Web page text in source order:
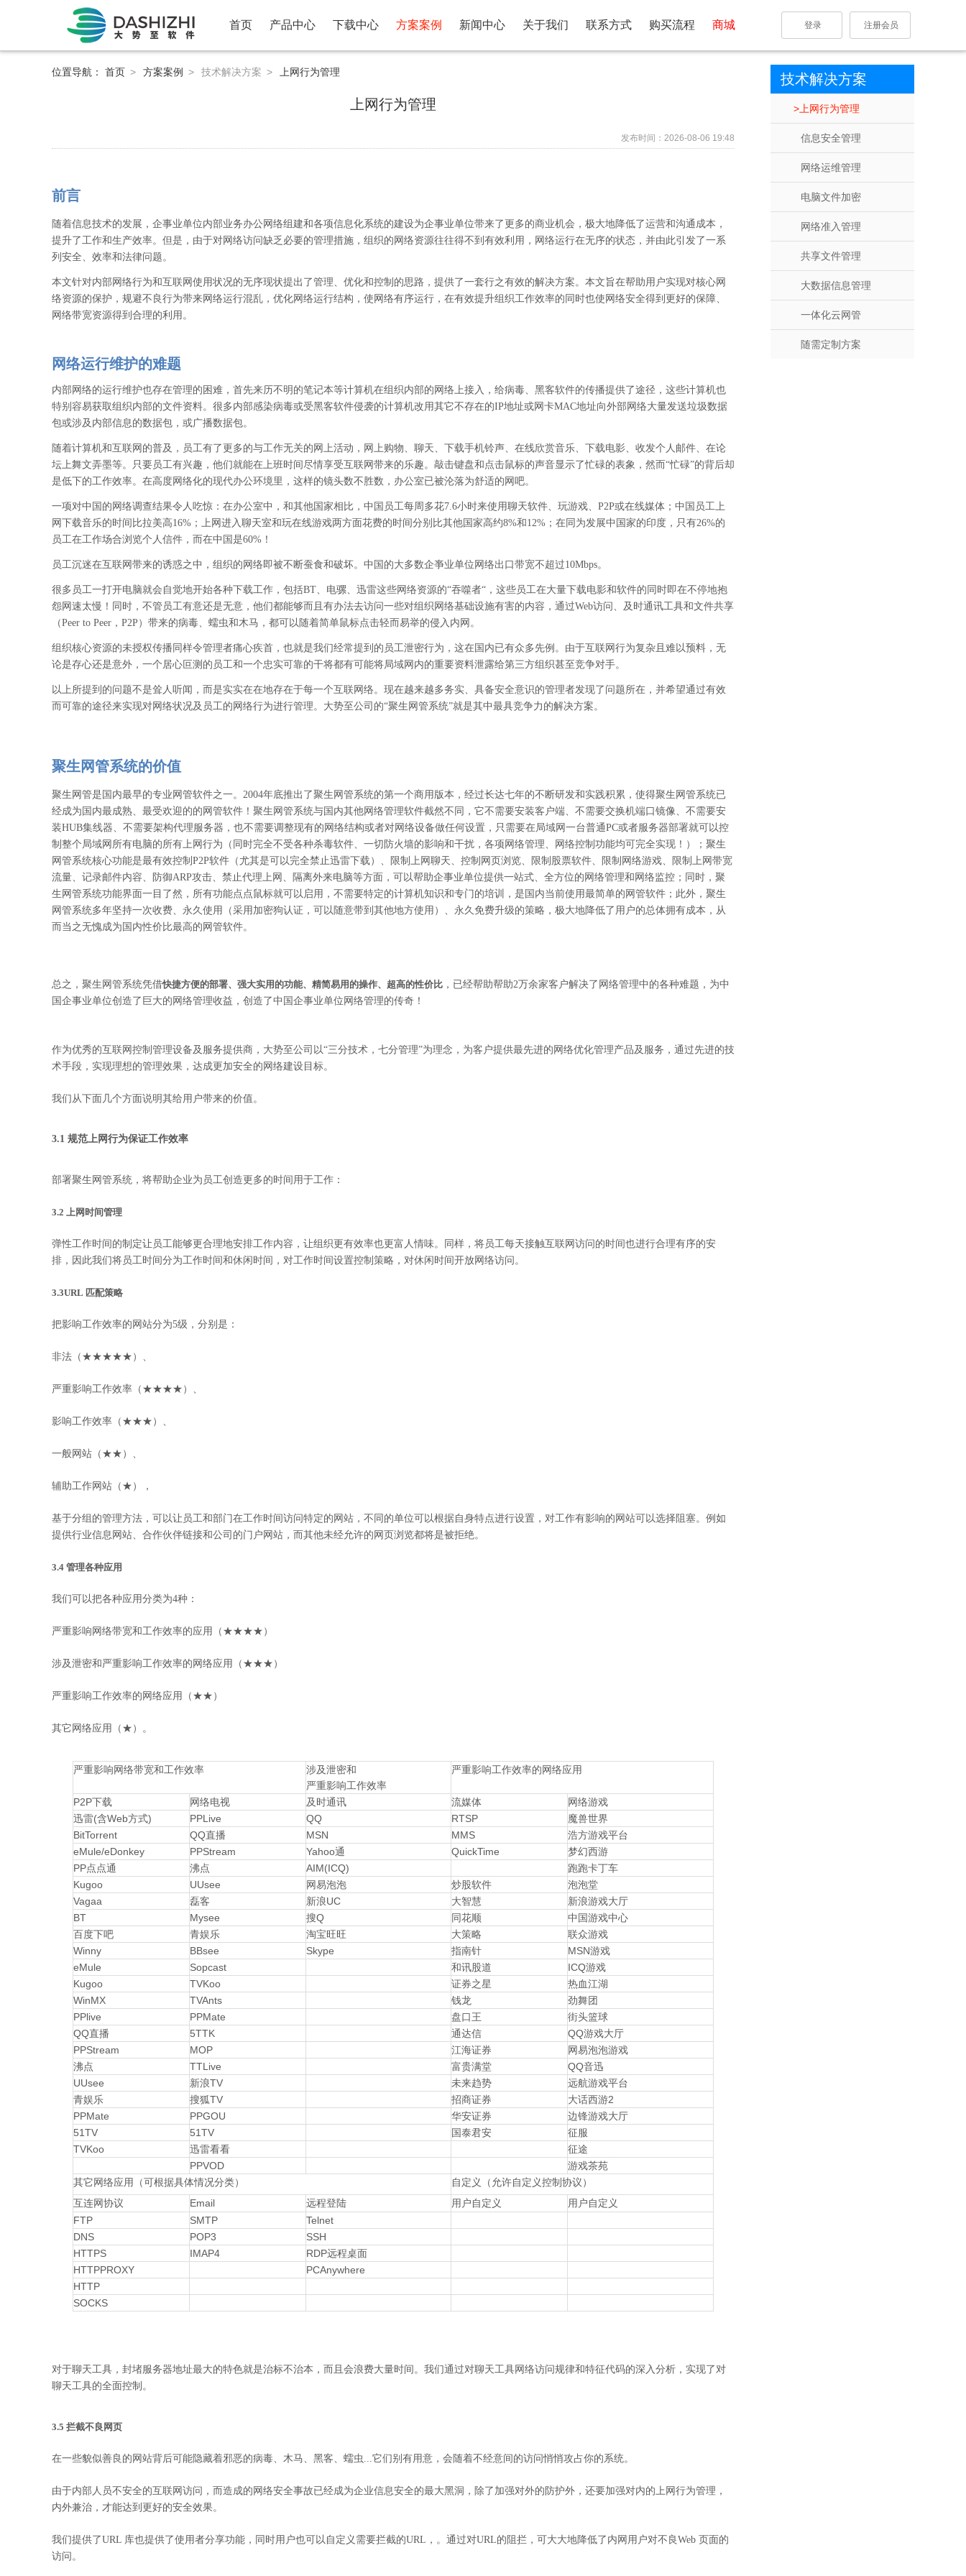
首页 产品中心 下载中心 方案案例 新闻中心 关于我们 联系方式 购买流程 商城 登录 注册会员
技术解决方案
上网行为管理
信息安全管理
网络运维管理
电脑文件加密
网络准入管理
共享文件管理
大数据信息管理
一体化云网管
随需定制方案
位置导航： 首页 > 方案案例 > 技术解决方案 > 上网行为管理
上网行为管理
发布时间：2026-08-06 19:48
前言
随着信息技术的发展，企事业单位内部业务办公网络组建和各项信息化系统的建设为企事业单位带来了更多的商业机会，极大地降低了运营和沟通成本，
提升了工作和生产效率。但是，由于对网络访问缺乏必要的管理措施，组织的网络资源往往得不到有效利用，网络运行在无序的状态，并由此引发了一系
列安全、效率和法律问题。
本文针对内部网络行为和互联网使用状况的无序现状提出了管理、优化和控制的思路，提供了一套行之有效的解决方案。本文旨在帮助用户实现对核心网
络资源的保护，规避不良行为带来网络运行混乱，优化网络运行结构，使网络有序运行，在有效提升组织工作效率的同时也使网络安全得到更好的保障、
网络带宽资源得到合理的利用。
网络运行维护的难题
内部网络的运行维护也存在管理的困难，首先来历不明的笔记本等计算机在组织内部的网络上接入，给病毒、黑客软件的传播提供了途径，这些计算机也
特别容易获取组织内部的文件资料。很多内部感染病毒或受黑客软件侵袭的计算机改用其它不存在的IP地址或网卡MAC地址向外部网络大量发送垃圾数据
包或涉及内部信息的数据包，或广播数据包。
随着计算机和互联网的普及，员工有了更多的与工作无关的网上活动，网上购物、聊天、下载手机铃声、在线欣赏音乐、下载电影、收发个人邮件、在论
坛上舞文弄墨等。只要员工有兴趣，他们就能在上班时间尽情享受互联网带来的乐趣。敲击键盘和点击鼠标的声音显示了忙碌的表象，然而“忙碌”的背后却
是低下的工作效率。在高度网络化的现代办公环境里，这样的镜头数不胜数，办公室已被沦落为舒适的网吧。
一项对中国的网络调查结果令人吃惊：在办公室中，和其他国家相比，中国员工每周多花7.6小时来使用聊天软件、玩游戏、P2P或在线媒体；中国员工上
网下载音乐的时间比拉美高16%；上网进入聊天室和玩在线游戏两方面花费的时间分别比其他国家高约8%和12%；在同为发展中国家的印度，只有26%的
员工在工作场合浏览个人信件，而在中国是60%！
员工沉迷在互联网带来的诱惑之中，组织的网络即被不断蚕食和破坏。中国的大多数企亊业单位网络出口带宽不超过10Mbps。
很多员工一打开电脑就会自觉地开始各种下载工作，包括BT、电骡、迅雷这些网络资源的“吞噬者“，这些员工在大量下载电影和软件的同时即在不停地抱
怨网速太慢！同时，不管员工有意还是无意，他们都能够而且有办法去访问一些对组织网络基础设施有害的内容，通过Web访问、及时通讯工具和文件共享
（Peer to Peer，P2P）带来的病毒、蠕虫和木马，都可以随着简单鼠标点击轻而易举的侵入内网。
组织核心资源的未授权传播同样令管理者痛心疾首，也就是我们经常提到的员工泄密行为，这在国内已有众多先例。由于互联网行为复杂且难以预料，无
论是存心还是意外，一个居心叵测的员工和一个忠实可靠的干将都有可能将局域网内的重要资料泄露给第三方组织甚至竞争对手。
以上所提到的问题不是耸人听闻，而是实实在在地存在于每一个互联网络。现在越来越多务实、具备安全意识的管理者发现了问题所在，并希望通过有效
而可靠的途径来实现对网络状况及员工的网络行为进行管理。大势至公司的“聚生网管系统”就是其中最具竞争力的解决方案。
聚生网管系统的价值
聚生网管是国内最早的专业网管软件之一。2004年底推出了聚生网管系统的第一个商用版本，经过长达七年的不断研发和实践积累，使得聚生网管系统已
经成为国内最成熟、最受欢迎的的网管软件！聚生网管系统与国内其他网络管理软件截然不同，它不需要安装客户端、不需要交换机端口镜像、不需要安
装HUB集线器、不需要架构代理服务器，也不需要调整现有的网络结构或者对网络设备做任何设置，只需要在局域网一台普通PC或者服务器部署就可以控
制整个局域网所有电脑的所有上网行为（同时完全不受各种杀毒软件、一切防火墙的影响和干扰，各项网络管理、网络控制功能均可完全实现！）；聚生
网管系统核心功能是最有效控制P2P软件（尤其是可以完全禁止迅雷下载）、限制上网聊天、控制网页浏览、限制股票软件、限制网络游戏、限制上网带宽
流量、记录邮件内容、防御ARP攻击、禁止代理上网、隔离外来电脑等方面，可以帮助企事业单位提供一站式、全方位的网络管理和网络监控；同时，聚
生网管系统功能界面一目了然，所有功能点点鼠标就可以启用，不需要特定的计算机知识和专门的培训，是国内当前使用最简单的网管软件；此外，聚生
网管系统多年坚持一次收费、永久使用（采用加密狗认证，可以随意带到其他地方使用）、永久免费升级的策略，极大地降低了用户的总体拥有成本，从
而当之无愧成为国内性价比最高的网管软件。
总之，聚生网管系统凭借快捷方便的部署、强大实用的功能、精简易用的操作、超高的性价比 ，已经帮助帮助2万余家客户解决了网络管理中的各种难题，为中
国企事业单位创造了巨大的网络管理收益，创造了中国企事业单位网络管理的传奇！
作为优秀的互联网控制管理设备及服务提供商，大势至公司以“三分技术，七分管理”为理念，为客户提供最先进的网络优化管理产品及服务，通过先进的技
术手段，实现理想的管理效果，达成更加安全的网络建设目标。
我们从下面几个方面说明其给用户带来的价值。
3.1 规范上网行为保证工作效率
部署聚生网管系统，将帮助企业为员工创造更多的时间用于工作：
3.2 上网时间管理
弹性工作时间的制定让员工能够更合理地安排工作内容，让组织更有效率也更富人情味。同样，将员工每天接触互联网访问的时间也进行合理有序的安
排，因此我们将员工时间分为工作时间和休闲时间，对工作时间设置控制策略，对休闲时间开放网络访问。
3.3URL 匹配策略
把影响工作效率的网站分为5级，分别是：
非法（★★★★★）、
严重影响工作效率（★★★★）、
影响工作效率（★★★）、
一般网站（★★）、
辅助工作网站（★），
基于分组的管理方法，可以让员工和部门在工作时间访问特定的网站，不同的单位可以根据自身特点进行设置，对工作有影响的网站可以选择阻塞。例如
提供行业信息网站、合作伙伴链接和公司的门户网站，而其他未经允许的网页浏览都将是被拒绝。
3.4 管理各种应用
我们可以把各种应用分类为4种：
严重影响网络带宽和工作效率的应用（★★★★）
涉及泄密和严重影响工作效率的网络应用（★★★）
严重影响工作效率的网络应用（★★）
其它网络应用（★）。
严重影响网络带宽和工作效率
涉及泄密和
严重影响工作效率
严重影响工作效率的网络应用
P2P下载 网络电视 及时通讯 流媒体
网络游戏
迅雷(含Web方式)
PPLive QQ RTSP
魔兽世界
BitTorrent
QQ直播 MSN MMS
浩方游戏平台
eMule/eDonkey
PPStream Yahoo通 QuickTime
梦幻西游
PP点点通
沸点 AIM(ICQ)
跑跑卡丁车
Kugoo
UUsee 网易泡泡 炒股软件
泡泡堂
Vagaa
磊客 新浪UC 大智慧
新浪游戏大厅
BT
Mysee 搜Q 同花顺
中国游戏中心
百度下吧
青娱乐 淘宝旺旺 大策略
联众游戏
Winny
BBsee Skype 指南针
MSN游戏
eMule
Sopcast 和讯股道
ICQ游戏
Kugoo
TVKoo 证券之星
热血江湖
WinMX
TVAnts 钱龙
劲舞团
PPlive
PPMate 盘口王
街头篮球
QQ直播
5TTK 通达信
QQ游戏大厅
PPStream
MOP 江海证券
网易泡泡游戏
沸点
TTLive 富贵满堂
QQ音迅
UUsee
新浪TV 未来趋势
远航游戏平台
青娱乐
搜狐TV 招商证券
大话西游2
PPMate
PPGOU 华安证券
边锋游戏大厅
51TV
51TV 国泰君安
征服
TVKoo
迅雷看看
征途
PPVOD
游戏茶苑
其它网络应用（可根据具体情况分类）
自定义（允许自定义控制协议）
互连网协议
Email 远程登陆 用户自定义
用户自定义
FTP
SMTP
Telnet
DNS
POP3
SSH
HTTPS
IMAP4
RDP远程桌面
HTTPPROXY
PCAnywhere
HTTP
SOCKS
对于聊天工具，封堵服务器地址最大的特色就是治标不治本，而且会浪费大量时间。我们通过对聊天工具网络访问规律和特征代码的深入分析，实现了对
聊天工具的全面控制。
3.5 拦截不良网页
在一些貌似善良的网站背后可能隐藏着邪恶的病毒、木马、黑客、蠕虫...它们别有用意，会随着不经意间的访问悄悄攻占你的系统。
由于内部人员不安全的互联网访问，而造成的网络安全事故已经成为企业信息安全的最大黑洞，除了加强对外的防护外，还要加强对内的上网行为管理，
内外兼治，才能达到更好的安全效果。
我们提供了URL 库也提供了使用者分享功能，同时用户也可以自定义需要拦截的URL，。通过对URL的阻拦，可大大地降低了内网用户对不良Web 页面的
访问。